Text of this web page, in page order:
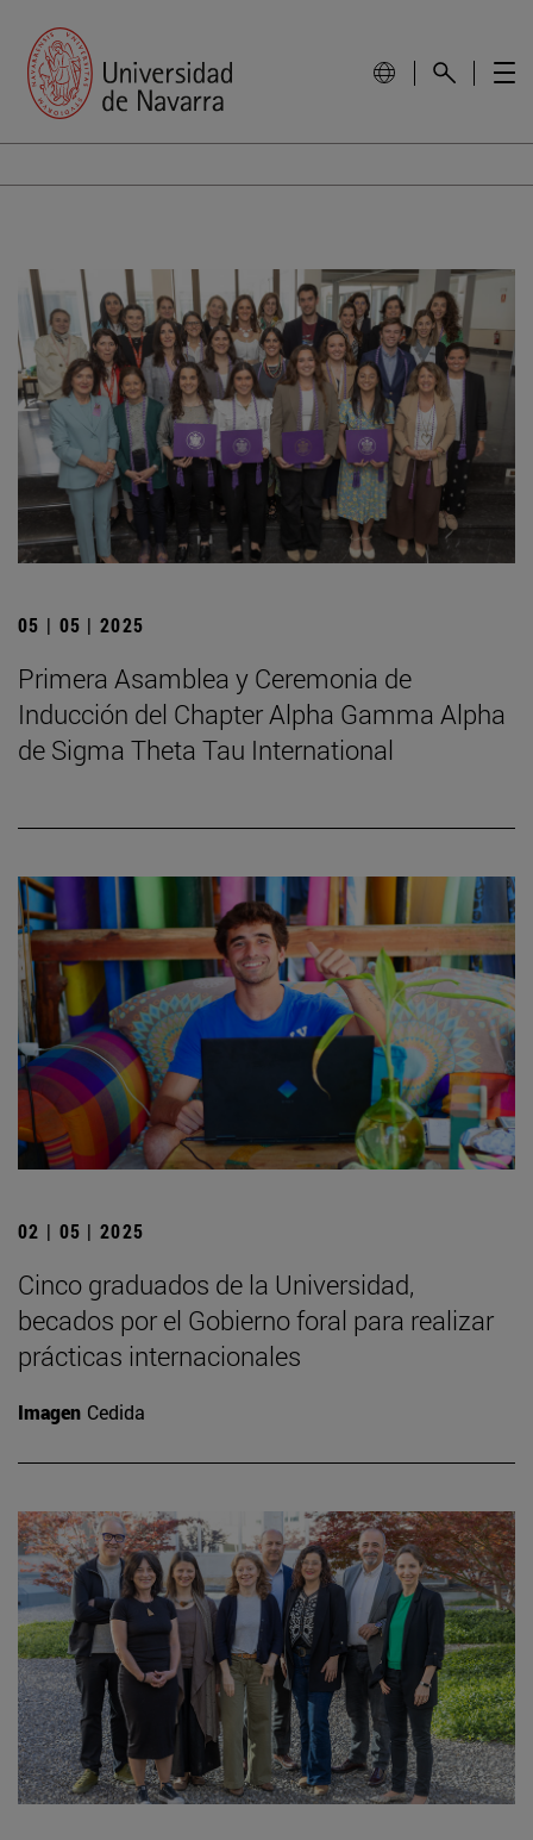
05 | 05 | 2025
Primera Asamblea y Ceremonia de
Inducción del Chapter Alpha Gamma Alpha
de Sigma Theta Tau International
02 | 05 | 2025
Cinco graduados de la Universidad,
becados por el Gobierno foral para realizar
prácticas internacionales
Imagen Cedida